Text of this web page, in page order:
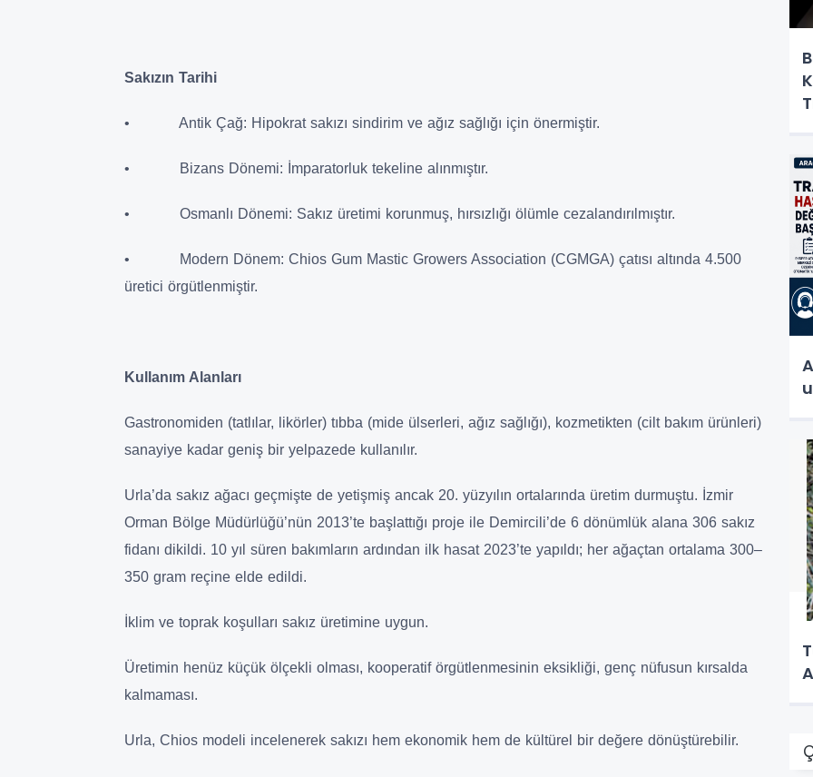
Sakızın Tarihi
• Antik Çağ: Hipokrat sakızı sindirim ve ağız sağlığı için önermiştir.
• Bizans Dönemi: İmparatorluk tekeline alınmıştır.
• Osmanlı Dönemi: Sakız üretimi korunmuş, hırsızlığı ölümle cezalandırılmıştır.
• Modern Dönem: Chios Gum Mastic Growers Association (CGMGA) çatısı altında 4.500
üretici örgütlenmiştir.
Kullanım Alanları
Gastronomiden (tatlılar, likörler) tıbba (mide ülserleri, ağız sağlığı), kozmetikten (cilt bakım ürünleri)
sanayiye kadar geniş bir yelpazede kullanılır.
Urla’da sakız ağacı geçmişte de yetişmiş ancak 20. yüzyılın ortalarında üretim durmuştu. İzmir
Orman Bölge Müdürlüğü’nün 2013’te başlattığı proje ile Demircili’de 6 dönümlük alana 306 sakız
fidanı dikildi. 10 yıl süren bakımların ardından ilk hasat 2023’te yapıldı; her ağaçtan ortalama 300–
350 gram reçine elde edildi.
İklim ve toprak koşulları sakız üretimine uygun.
Üretimin henüz küçük ölçekli olması, kooperatif örgütlenmesinin eksikliği, genç nüfusun kırsalda
kalmaması.
Urla, Chios modeli incelenerek sakızı hem ekonomik hem de kültürel bir değere dönüştürebilir.